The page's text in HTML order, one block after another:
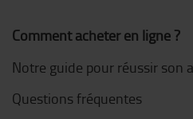
Comment acheter en ligne ?
Notre guide pour réussir son
Questions fréquentes